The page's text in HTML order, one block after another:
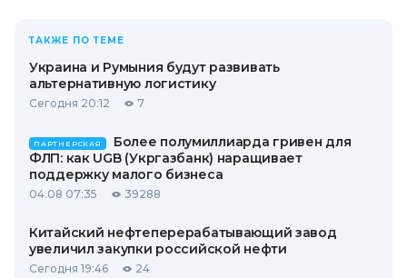
ТАКЖЕ ПО ТЕМЕ
Украина и Румыния будут развивать
альтернативную логистику
Сегодня 20:12 7
ПАРТНЕРСКАЯ
Более полумиллиарда гривен для
ФЛП: как UGB (Укргазбанк) наращивает
поддержку малого бизнеса
04.08 07:35 39288
Китайский нефтеперерабатывающий завод
увеличил закупки российской нефти
Сегодня 19:46 24